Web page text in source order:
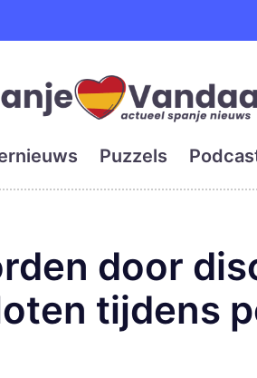
Puzzels
door
tijdens